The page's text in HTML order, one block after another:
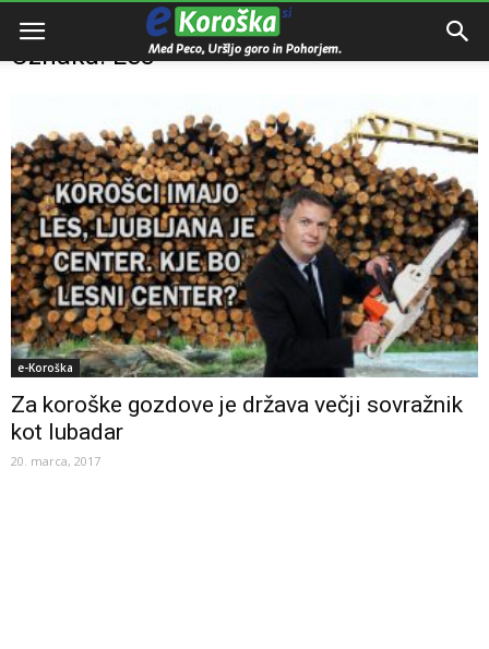
Domov Les
Oznaka: Les
e-Koroška
Za koroške gozdove je država večji sovražnik
kot lubadar
20. marca, 2017